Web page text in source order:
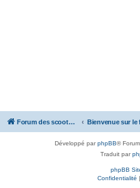
Forum des scooters SYM - GTS -MAXSYM - CRUISYM - JOYMAX - Maxsym TL
Développé parphpBB®
Traduit par
phpBB
Confidentialité |